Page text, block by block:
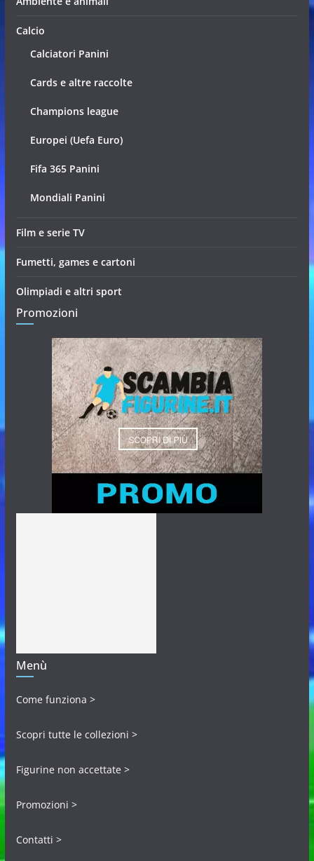
Calcio
Calciatori Panini
Cards e altre raccolte
Champions league
Europei (Uefa Euro)
Fifa 365 Panini
Mondiali Panini
Film e serie TV
Fumetti, games e cartoni
Olimpiadi e altri sport
Promozioni
Menù
Come funziona >
Scopri tutte le collezioni >
Figurine non accettate >
Promozioni >
Contatti >